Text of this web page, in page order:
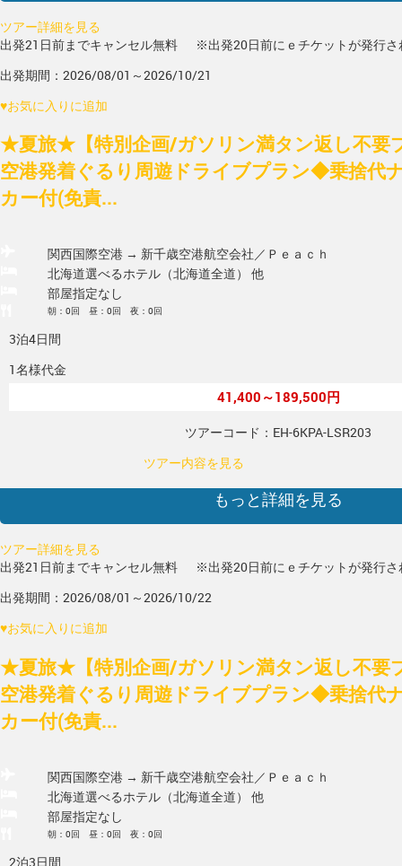
ツアー詳細を見る
出発21日前までキャンセル無料
※出発20日前にｅチケットが発行さ
出発期間：2026/08/01～2026/10/21
♥お気に入りに追加
★夏旅★【特別企画/ガソリン満タン返し不要
空港発着ぐるり周遊ドライブプラン◆乗捨代
カー付(免責...
関西国際空港 → 新千歳空港航空会社／Ｐｅａｃｈ
北海道選べるホテル（北海道全道） 他
部屋指定なし
朝：0回 昼：0回 夜：0回
3泊4日間
1名様代金
41,400～189,500円
ツアーコード：EH-6KPA-LSR203
ツアー内容を見る
もっと詳細を見る
ツアー詳細を見る
出発21日前までキャンセル無料
※出発20日前にｅチケットが発行さ
出発期間：2026/08/01～2026/10/22
♥お気に入りに追加
★夏旅★【特別企画/ガソリン満タン返し不要
空港発着ぐるり周遊ドライブプラン◆乗捨代
カー付(免責...
関西国際空港 → 新千歳空港航空会社／Ｐｅａｃｈ
北海道選べるホテル（北海道全道） 他
部屋指定なし
朝：0回 昼：0回 夜：0回
2泊3日間